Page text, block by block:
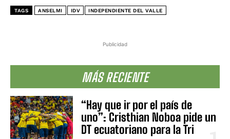
Publicidad
MÁS RECIENTE
“Hay que ir por el país de
uno”: Cristhian Noboa pide un
DT ecuatoriano para la Tri
TAGS ANSELMI IDV INDEPENDIENTE DEL VALLE